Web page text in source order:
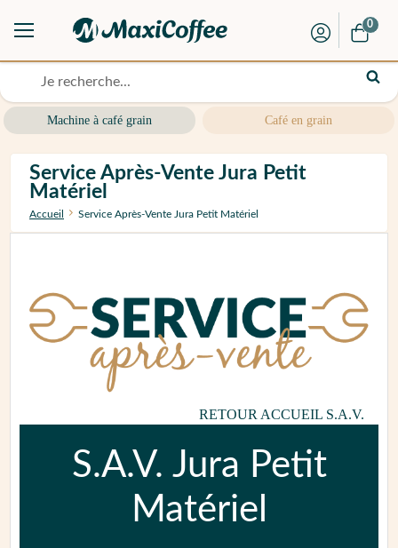
Machine à café grain Café en grain
0
Service Après-Vente Jura Petit
Matériel
Accueil Service Après-Vente Jura Petit Matériel
RETOUR ACCUEIL S.A.V.
S.A.V. Jura Petit
Matériel